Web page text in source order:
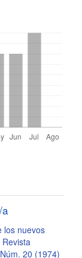
los nuevos
20 (1974)